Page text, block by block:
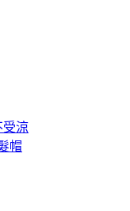
受涼
帽